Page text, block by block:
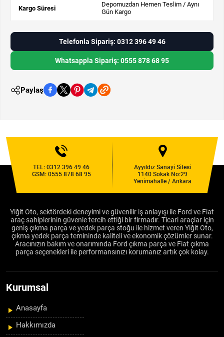
Kargo Süresi
Depomuzdan Hemen Teslim / Aynı
Gün Kargo
Telefonla Sipariş: 0312 396 49 46
Whatsappla Sipariş: 0555 878 68 95
Paylaş
TEL:0312 396 49 46
GSM: 0555 878 68 95
Ayyıldız Sanayi Sitesi
1140 Sokak No:29
Yenimahalle / Ankara
Yiğit Oto, sektördeki deneyimi ve güvenilir iş anlayışı ile Ford ve Fiat
araç sahiplerinin güvenle tercih ettiği bir firmadır. Ticari araçlar için
geniş çıkma parça ve yedek parça stoğu ile hizmet veren Yiğit Oto,
çıkma yedek parça temininde kaliteli ve ekonomik çözümler sunar.
Aracınızın bakım ve onarımında Ford çıkma parça ve Fiat çıkma
parça seçenekleri ile performansınızı korumanız artık çok kolay.
Kurumsal
Anasayfa
Hakkımızda